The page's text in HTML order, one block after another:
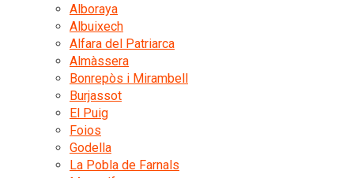
Alboraya
Albuixech
Alfara del Patriarca
Almàssera
Bonrepòs i Mirambell
Burjassot
El Puig
Foios
Godella
La Pobla de Farnals